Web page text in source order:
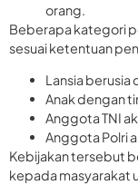
orang.
Beberapa kategori
sesuai ketentuan
Lansia berusia
Anak dengan
Anggota TNI
Anggota Polri
Kebijakan tersebut
kepada masyarakat